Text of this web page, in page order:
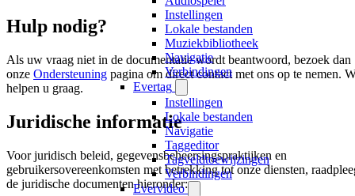
Instellingen
Lokale bestanden
Muziekbibliotheek
Navigatie
Verbindingen
Evertag
Instellingen
Lokale bestanden
Navigatie
Taggeditor
Tagveldtoewijzingen
Verbindingen
Evervideo
Hulp nodig?
Als uw vraag niet in de documentatie wordt beantwoord, bezoek dan
onze Ondersteuning pagina om direct contact met ons op te nemen.
helpen u graag.
Juridische informatie
Voor juridisch beleid, gegevensbeheersingspraktijken en
gebruikersovereenkomsten met betrekking tot onze diensten,
de juridische documenten hieronder: